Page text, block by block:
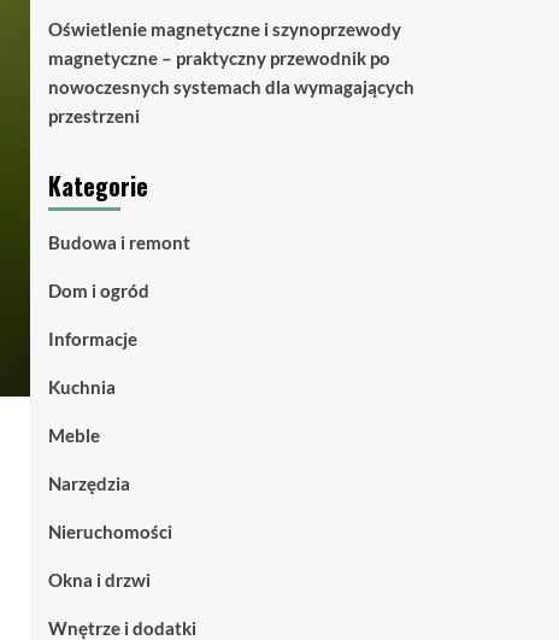
Oświetlenie magnetyczne i szynoprzewody
magnetyczne – praktyczny przewodnik po
nowoczesnych systemach dla wymagających
przestrzeni
Kategorie
Budowa i remont
Dom i ogród
Informacje
Kuchnia
Meble
Narzędzia
Nieruchomości
Okna i drzwi
Wnętrze i dodatki